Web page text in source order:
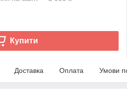
Купити
Доставка Оплата Умови